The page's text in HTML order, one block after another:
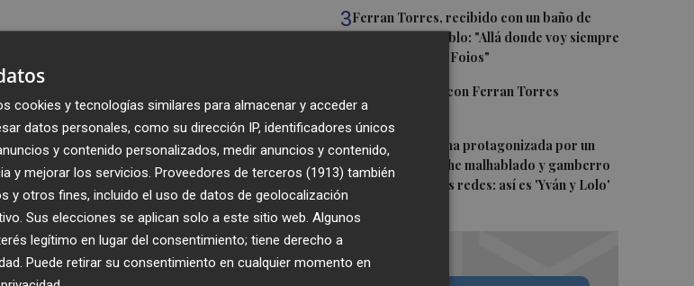
3Ferran Torres, recibido con un baño de
masas en su pueblo: "Allá donde voy siempre
digo que soy de Foios"
Foios se vuelca con Ferran Torres
5La serie murciana protagonizada por un
conejo de peluche malhablado y gamberro
que triunfa en las redes: así es 'Yván y Lolo'
la actualidad de
cookies y tecnologías similares para almacenar y acceder a
datos personales, como su dirección IP, identificadores únicos
y contenido personalizados, medir anuncios y contenido,
y mejorar los servicios. Proveedores de terceros (1913) también
y otros fines, incluido el uso de datos de geolocalización
Sus elecciones se aplican solo a este sitio web. Algunos
legítimo en lugar del consentimiento; tiene derecho a
. Puede retirar su consentimiento en cualquier momento en